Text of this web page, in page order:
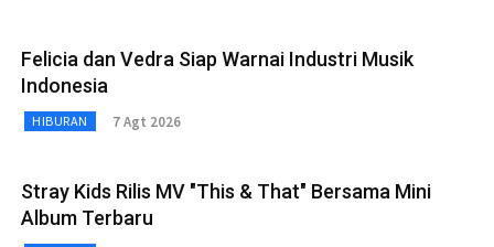
Felicia dan Vedra Siap Warnai Industri Musik
Indonesia
HIBURAN 7 Agt 2026
Stray Kids Rilis MV "This & That" Bersama Mini
Album Terbaru